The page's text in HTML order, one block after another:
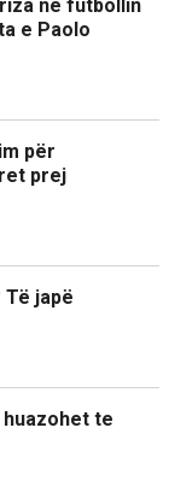
në futbollin
e Paolo
për
prej
Të japë
te